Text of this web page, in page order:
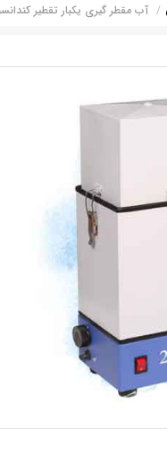
آب مقطر گیری یکبار تقطیر